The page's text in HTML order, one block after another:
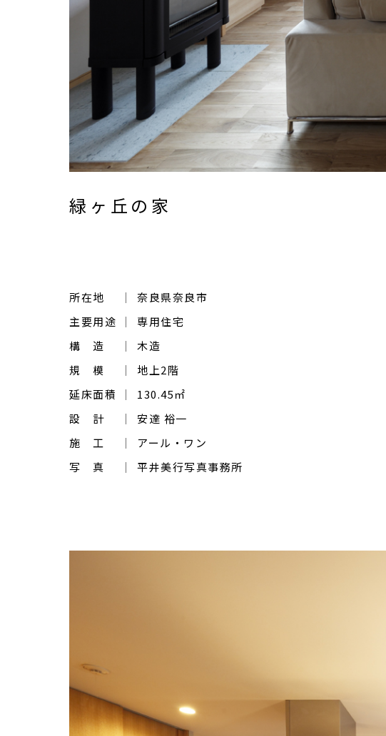
緑ヶ丘の家
所在地
奈良県奈良市
主要用途
専用住宅
構 造
木造
規 模
地上2階
延床面積
130.45㎡
設 計
安達 裕一
施 工
アール・ワン
写 真
平井美行写真事務所